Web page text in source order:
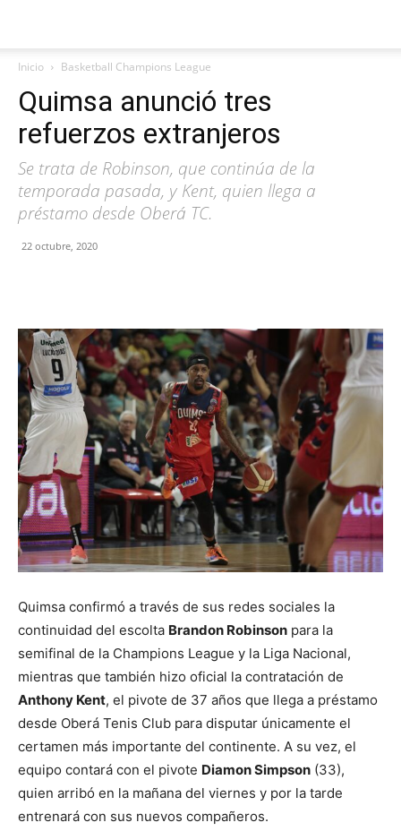
Inicio Basketball Champions League
Quimsa anunció tres
refuerzos extranjeros
Se trata de Robinson, que continúa de la
temporada pasada, y Kent, quien llega a
préstamo desde Oberá TC.
22 octubre, 2020
Quimsa confirmó a través de sus redes sociales la
continuidad del escolta Brandon Robinson para la
semifinal de la Champions League y la Liga Nacional,
mientras que también hizo oficial la contratación de
Anthony Kent, el pivote de 37 años que llega a préstamo
desde Oberá Tenis Club para disputar únicamente el
certamen más importante del continente. A su vez, el
equipo contará con el pivote Diamon Simpson (33),
quien arribó en la mañana del viernes y por la tarde
entrenará con sus nuevos compañeros.